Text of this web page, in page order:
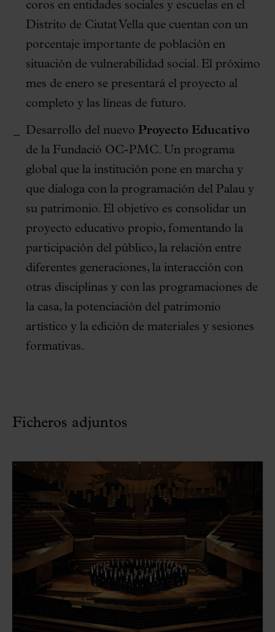
coros en entidades sociales y escuelas en el
Distrito de Ciutat Vella que cuentan con un
porcentaje importante de población en
situación de vulnerabilidad social. El próximo
mes de enero se presentará el proyecto al
completo y las líneas de futuro.
Desarrollo del nuevo Proyecto Educativo
de la Fundació OC-PMC. Un programa
global que la institución pone en marcha y
que dialoga con la programación del Palau y
su patrimonio. El objetivo es consolidar un
proyecto educativo propio, fomentando la
participación del público, la relación entre
diferentes generaciones, la interacción con
otras disciplinas y con las programaciones de
la casa, la potenciación del patrimonio
artístico y la edición de materiales y sesiones
formativas.
Ficheros adjuntos